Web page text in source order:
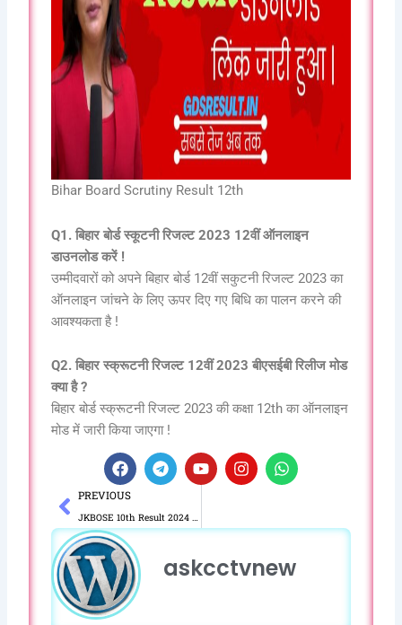
Bihar Board Scrutiny Result 12th
Q1. बिहार बोर्ड स्कूटनी रिजल्ट 2023 12वीं ऑनलाइन
डाउनलोड करें !
उम्मीदवारों को अपने बिहार बोर्ड 12वीं सकुटनी रिजल्ट 2023 का
ऑनलाइन जांचने के लिए ऊपर दिए गए बिधि का पालन करने की
आवश्यकता है !
Q2. बिहार स्क्रूटनी रिजल्ट 12वीं 2023 बीएसईबी रिलीज मोड
क्या है ?
बिहार बोर्ड स्क्रूटनी रिजल्ट 2023 की कक्षा 12th का ऑनलाइन
मोड में जारी किया जाएगा !
F
a
c
e
b
o
o
k
T
e
e
g
a
Y
o
u
e
I
n
a
r
W
h
s
p
Prev
PREVIOUS
askcctvnew